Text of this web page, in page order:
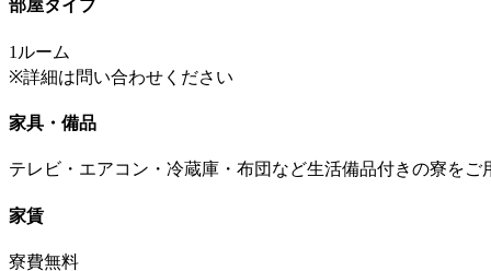
部屋タイプ
1ルーム
※詳細は問い合わせください
家具・備品
テレビ・エアコン・冷蔵庫・布団など生活備品付きの寮をご
家賃
寮費無料